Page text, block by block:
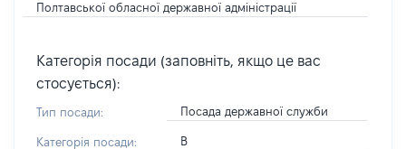
Полтавської обласної державної адміністрації
Категорія посади (заповніть, якщо це вас
стосується):
Тип посади: Посада державної служби
Категорія посади: В